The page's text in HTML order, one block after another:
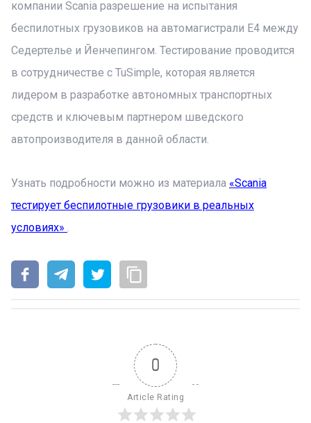
компании Scania разрешение на испытания
беспилотных грузовиков на автомагистрали E4 между
Седертелье и Йенчепингом. Тестирование проводится
в сотрудничестве с TuSimple, которая является
лидером в разработке автономных транспортных
средств и ключевым партнером шведского
автопроизводителя в данной области.
Узнать подробности можно из материала «Scania
тестирует беспилотные грузовики в реальных
условиях» .
0
Article Rating